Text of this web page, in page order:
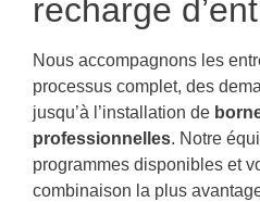
recharge
Nous accompagnons les
processus complet, des
jusqu’à l’installation de
professionnelles. Notre
programmes disponibles et
combinaison la plus